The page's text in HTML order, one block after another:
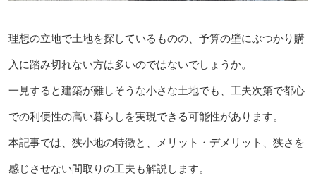
理想の立地で土地を探しているものの、予算の壁にぶつかり購
入に踏み切れない方は多いのではないでしょうか。
一見すると建築が難しそうな小さな土地でも、工夫次第で都心
での利便性の高い暮らしを実現できる可能性があります。
本記事では、狭小地の特徴と、メリット・デメリット、狭さを
感じさせない間取りの工夫も解説します。